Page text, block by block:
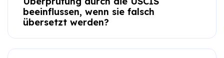
beeinflussen, wenn sie falsch
übersetzt werden?